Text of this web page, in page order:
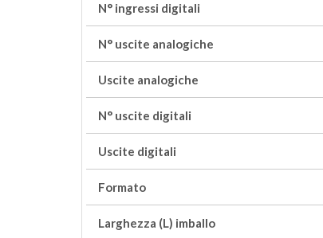
N° ingressi digitali
N° uscite analogiche
Uscite analogiche
N° uscite digitali
Uscite digitali
Formato
Larghezza (L) imballo